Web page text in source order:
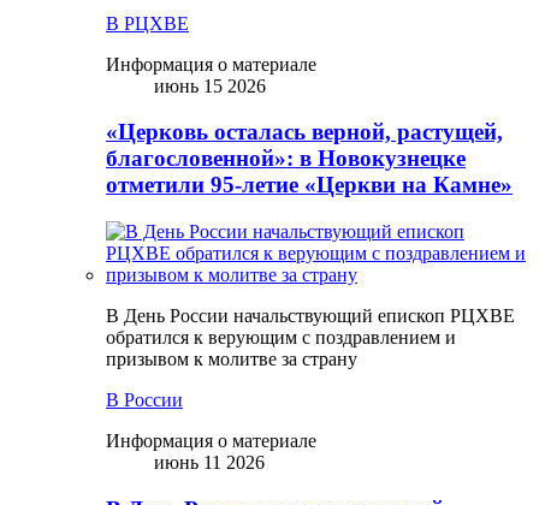
В РЦХВЕ
Информация о материале
июнь 15 2026
«Церковь осталась верной, растущей,
благословенной»: в Новокузнецке
отметили 95-летие «Церкви на Камне»
В День России начальствующий епископ РЦХВЕ
обратился к верующим с поздравлением и
призывом к молитве за страну
В России
Информация о материале
июнь 11 2026